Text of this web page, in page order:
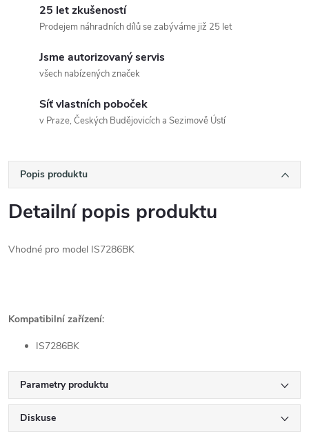
25 let zkušeností
Prodejem náhradních dílů se zabýváme již 25 let
Jsme autorizovaný servis
všech nabízených značek
Síť vlastních poboček
v Praze, Českých Budějovicích a Sezimově Ústí
Popis produktu
Detailní popis produktu
Vhodné pro model IS7286BK
Kompatibilní zařízení:
IS7286BK
Parametry produktu
Diskuse